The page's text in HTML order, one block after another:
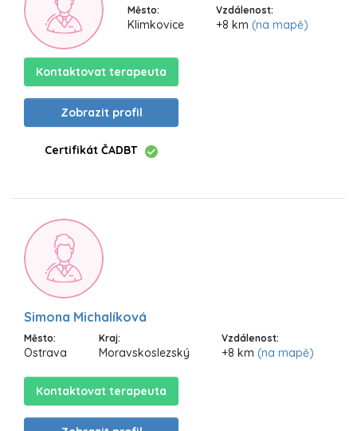
Město:
Klimkovice
Vzdálenost:
+8 km (na mapě)
Kontaktovat terapeuta
Zobrazit profil
Certifikát ČADBT
Simona Michalíková
Město:
Ostrava
Kraj:
Moravskoslezský
Vzdálenost:
+8 km (na mapě)
Kontaktovat terapeuta